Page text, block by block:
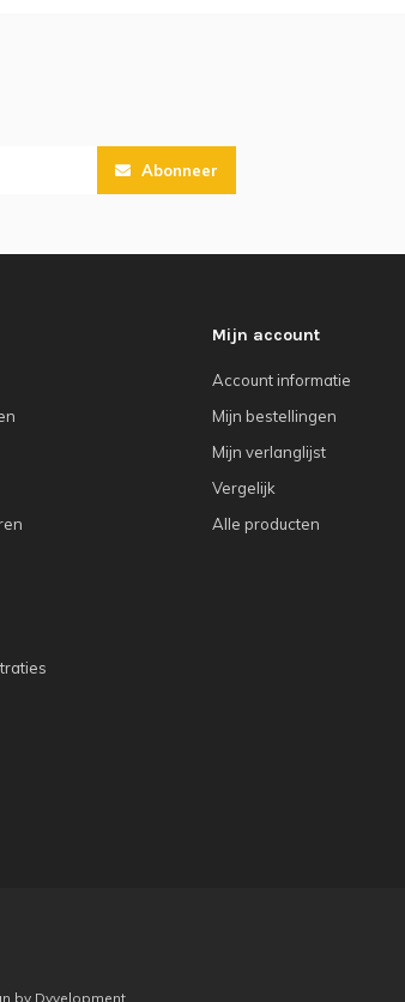
Abonneer
Mijn account
Account informatie
Mijn bestellingen
Mijn verlanglijst
Vergelijk
Alle producten
by Dyvelopment